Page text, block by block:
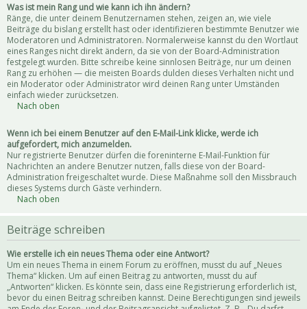
Was ist mein Rang und wie kann ich ihn ändern?
Ränge, die unter deinem Benutzernamen stehen, zeigen an, wie viele
Beiträge du bislang erstellt hast oder identifizieren bestimmte Benutzer wie
Moderatoren und Administratoren. Normalerweise kannst du den Wortlaut
eines Ranges nicht direkt ändern, da sie von der Board-Administration
festgelegt wurden. Bitte schreibe keine sinnlosen Beiträge, nur um deinen
Rang zu erhöhen — die meisten Boards dulden dieses Verhalten nicht und
ein Moderator oder Administrator wird deinen Rang unter Umständen
einfach wieder zurücksetzen.
Nach oben
Wenn ich bei einem Benutzer auf den E-Mail-Link klicke, werde ich
aufgefordert, mich anzumelden.
Nur registrierte Benutzer dürfen die foreninterne E-Mail-Funktion für
Nachrichten an andere Benutzer nutzen, falls diese von der Board-
Administration freigeschaltet wurde. Diese Maßnahme soll den Missbrauch
dieses Systems durch Gäste verhindern.
Nach oben
Beiträge schreiben
Wie erstelle ich ein neues Thema oder eine Antwort?
Um ein neues Thema in einem Forum zu eröffnen, musst du auf „Neues
Thema“ klicken. Um auf einen Beitrag zu antworten, musst du auf
„Antworten“ klicken. Es könnte sein, dass eine Registrierung erforderlich ist,
bevor du einen Beitrag schreiben kannst. Deine Berechtigungen sind jeweils